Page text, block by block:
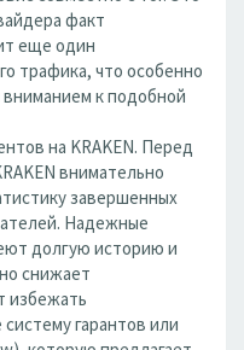
факт
еще один
трафика, что особенно
к подобной
на KRAKEN. Перед
внимательно
завершенных
Надежные
долгую историю и
снижает
избежать
гарантов или